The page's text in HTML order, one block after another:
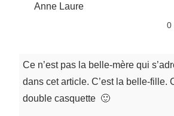
Anne Laure
0
Ce n’est pas la belle-mère qui
dans cet article. C’est la belle-fille.
double casquette 🙂